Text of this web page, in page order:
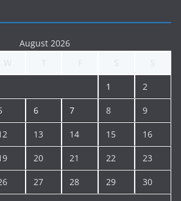
August 2026
1 2
6 7 8 9
13 14 15 16
20 21 22 23
27 28 29 30